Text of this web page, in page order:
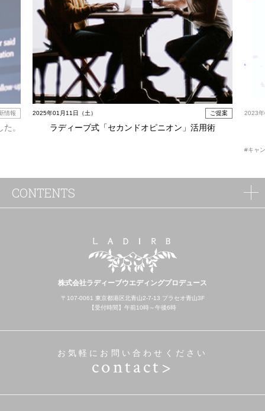
情報
。
2025年01月11日（土） ご提案
ラディーブ式「セカンドオピニオン」活用術
2023
#キャ
株式会社ラディーブウエディングプロデュース
〒107-0061 東京都港区北青山2-7-13 プラセオ青山3F
【受付時間】午前10時～午後6時
お気軽にお問い合わせください
contact>
CONTENTS